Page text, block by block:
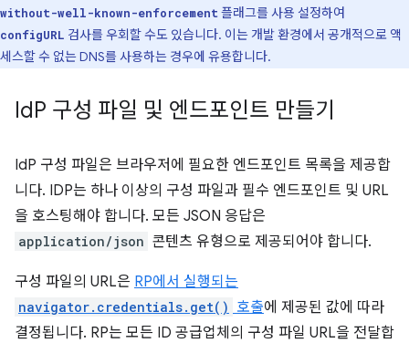
without-well-known-enforcement 플래그를 사용 설정하여
configURL 검사를 우회할 수도 있습니다. 이는 개발 환경에서 공개적으로 액
세스할 수 없는 DNS를 사용하는 경우에 유용합니다.
IdP 구성 파일 및 엔드포인트 만들기
IdP 구성 파일은 브라우저에 필요한 엔드포인트 목록을 제공합
니다. IDP는 하나 이상의 구성 파일과 필수 엔드포인트 및 URL
을 호스팅해야 합니다. 모든 JSON 응답은
application/json 콘텐츠 유형으로 제공되어야 합니다.
구성 파일의 URL은 RP에서 실행되는
navigator.credentials.get() 호출에 제공된 값에 따라
결정됩니다. RP는 모든 ID 공급업체의 구성 파일 URL을 전달합